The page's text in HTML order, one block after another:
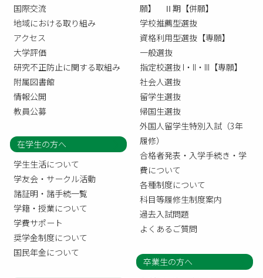
国際交流
地域における取り組み
アクセス
大学評価
研究不正防止に関する取組み
附属図書館
情報公開
教員公募
願】 Ⅱ期【併願】
学校推薦型選抜
資格利用型選抜【専願】
一般選抜
指定校選抜 I・II・III【専願】
社会人選抜
留学生選抜
帰国生選抜
外国人留学生特別入試（3年
履修）
合格者発表・入学手続き・学
費について
各種制度について
科目等履修生制度案内
過去入試問題
よくあるご質問
在学生の方へ
学生生活について
学友会・サークル活動
諸証明・諸手続一覧
学籍・授業について
学費サポート
奨学金制度について
国民年金について
卒業生の方へ